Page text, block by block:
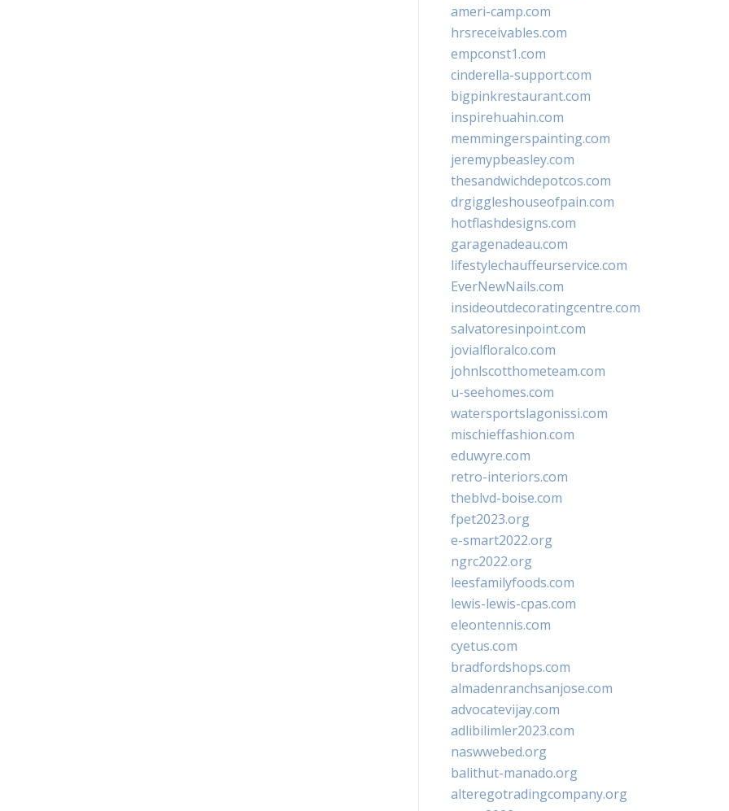
ameri-camp.com
hrsreceivables.com
empconst1.com
cinderella-support.com
bigpinkrestaurant.com
inspirehuahin.com
memmingerspainting.com
jeremypbeasley.com
thesandwichdepotcos.com
drgiggleshouseofpain.com
hotflashdesigns.com
garagenadeau.com
lifestylechauffeurservice.com
EverNewNails.com
insideoutdecoratingcentre.com
salvatoresinpoint.com
jovialfloralco.com
johnlscotthometeam.com
u-seehomes.com
watersportslagonissi.com
mischieffashion.com
eduwyre.com
retro-interiors.com
theblvd-boise.com
fpet2023.org
e-smart2022.org
ngrc2022.org
leesfamilyfoods.com
lewis-lewis-cpas.com
eleontennis.com
cyetus.com
bradfordshops.com
almadenranchsanjose.com
advocatevijay.com
adlibilimler2023.com
naswwebed.org
balithut-manado.org
alteregotradingcompany.org